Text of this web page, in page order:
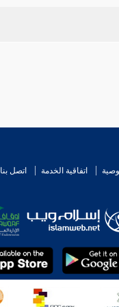
قال علي في حقه: صبغ في
اتفاقية الخدمة اتصل بنا